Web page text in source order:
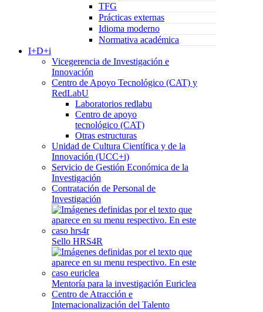
TFG
Prácticas externas
Idioma moderno
Normativa académica
I+D+i
Vicegerencia de Investigación e
Innovación
Centro de Apoyo Tecnológico (CAT) y
RedLabU
Laboratorios redlabu
Centro de apoyo
tecnológico (CAT)
Otras estructuras
Unidad de Cultura Científica y de la
Innovación (UCC+i)
Servicio de Gestión Económica de la
Investigación
Contratación de Personal de
Investigación
Sello HRS4R
Mentoría para la investigación Euriclea
Centro de Atracción e
Internacionalización del Talento